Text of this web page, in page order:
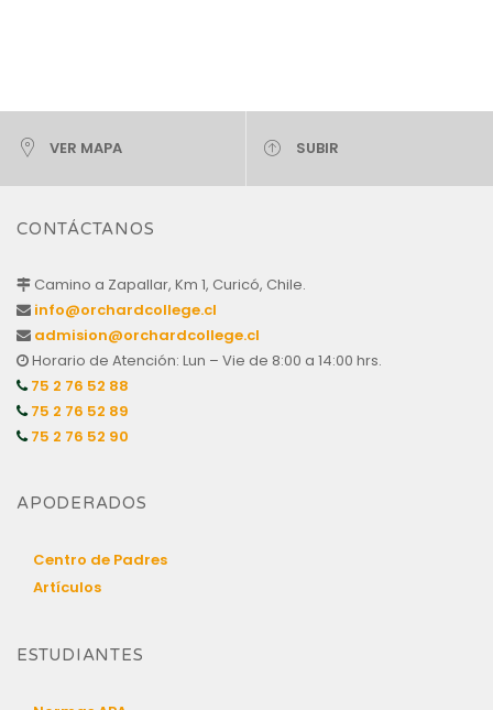
VER MAPA SUBIR
CONTÁCTANOS
Camino a Zapallar, Km 1, Curicó, Chile.
info@orchardcollege.cl
admision@orchardcollege.cl
Horario de Atención: Lun – Vie de 8:00 a 14:00 hrs.
75 2 76 52 88
75 2 76 52 89
75 2 76 52 90
APODERADOS
Centro de Padres
Artículos
ESTUDIANTES